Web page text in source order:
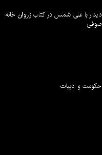
دیدار با علی شمس در کتاب زروان خانه
صوفی
حکومت و ادبیات